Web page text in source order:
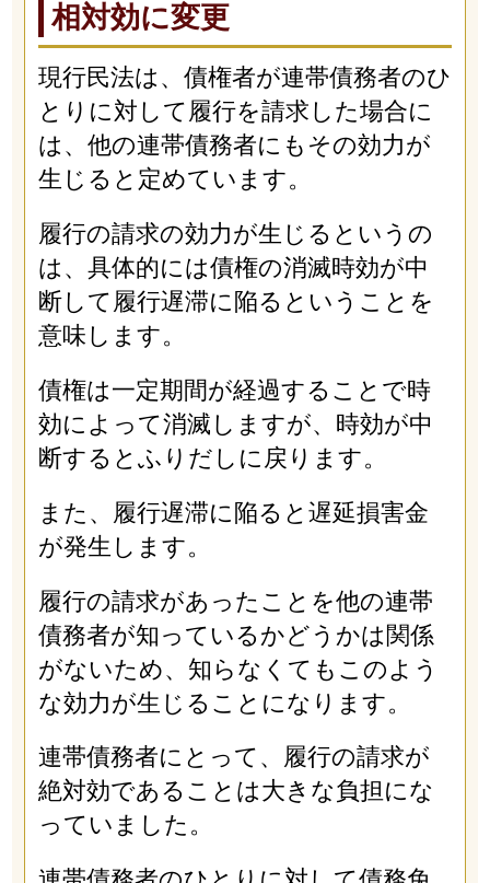
相対効に変更
現行民法は、債権者が連帯債務者のひ
とりに対して履行を請求した場合に
は、他の連帯債務者にもその効力が
生じると定めています。
履行の請求の効力が生じるというの
は、具体的には債権の消滅時効が中
断して履行遅滞に陥るということを
意味します。
債権は一定期間が経過することで時
効によって消滅しますが、時効が中
断するとふりだしに戻ります。
また、履行遅滞に陥ると遅延損害金
が発生します。
履行の請求があったことを他の連帯
債務者が知っているかどうかは関係
がないため、知らなくてもこのよう
な効力が生じることになります。
連帯債務者にとって、履行の請求が
絶対効であることは大きな負担にな
っていました。